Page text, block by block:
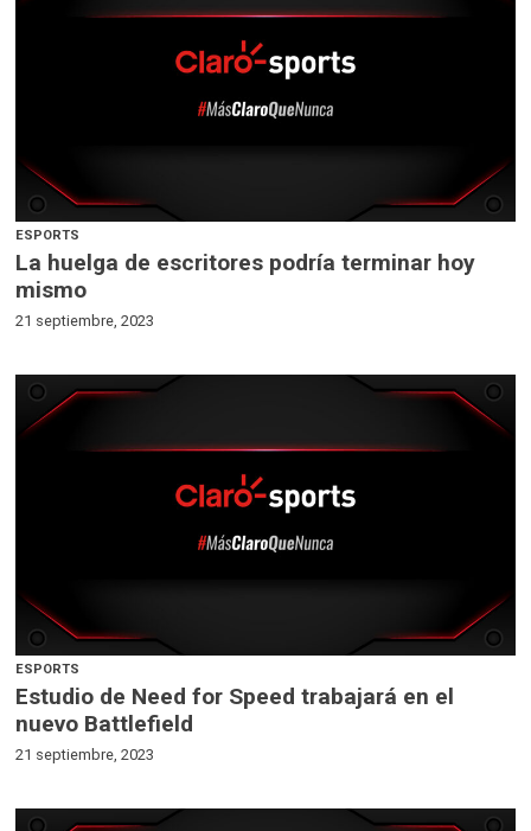
ESPORTS
La huelga de escritores podría terminar hoy
mismo
21 septiembre, 2023
ESPORTS
Estudio de Need for Speed trabajará en el
nuevo Battlefield
21 septiembre, 2023